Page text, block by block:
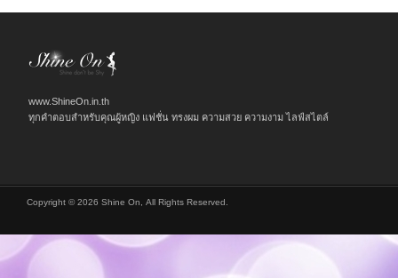
www.ShineOn.in.th
ทุกคำตอบสำหรับคุณผู้หญิง แฟชั่น ทรงผม ความสวย ความงาม ไลฟ์สไตล์
Copyright © 2026 Shine On, All Rights Reserved.